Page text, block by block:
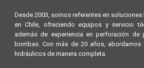
Desde 2003, somos referentes en
en Chile, ofreciendo equipos y servicio
además de experiencia en perforación
bombas. Con más de 20 años,
hidráulicos de manera completa.